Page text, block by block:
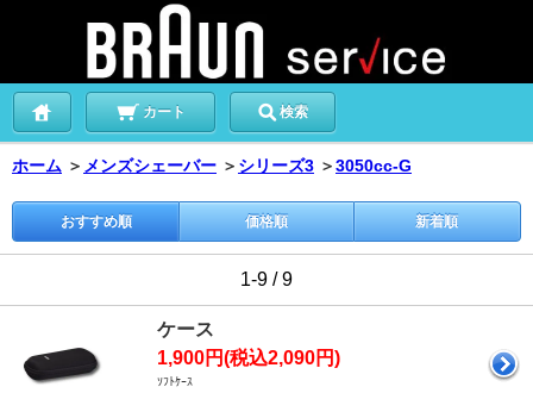
カート 検索
ホーム ＞ メンズシェーバー ＞ シリーズ3 ＞3050cc-G
おすすめ順 価格順 新着順
1-9 / 9
ケース
1,900円(税込2,090円)
ｿﾌﾄｹｰｽ